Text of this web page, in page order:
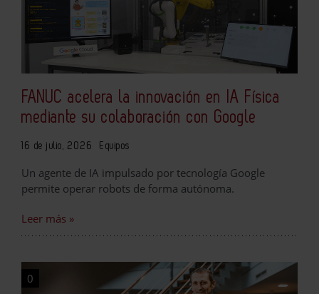
FANUC acelera la innovación en IA Física
mediante su colaboración con Google
16 de julio, 2026 Equipos
Un agente de IA impulsado por tecnología Google
permite operar robots de forma autónoma.
Leer más »
0